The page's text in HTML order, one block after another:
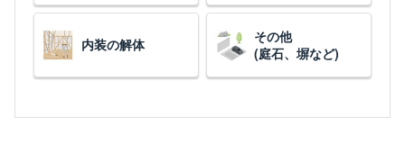
内装の解体
その他
(庭石、塀など)